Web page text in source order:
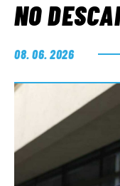
FUERA DE
EL LADO «G»
NO
08. 06. 2026